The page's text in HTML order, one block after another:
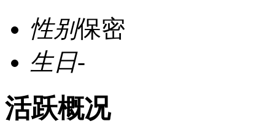
性别保密
生日-
活跃概况